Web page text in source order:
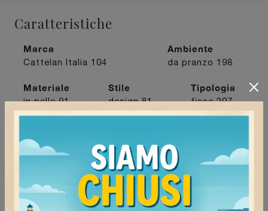
Caratteristiche
Marca
Cattelan Italia 104
Ambiente
da pranzo 198
Materiale
in pelle91
Stile
design81
Tipologia
fisse207
Mede
Voghera173